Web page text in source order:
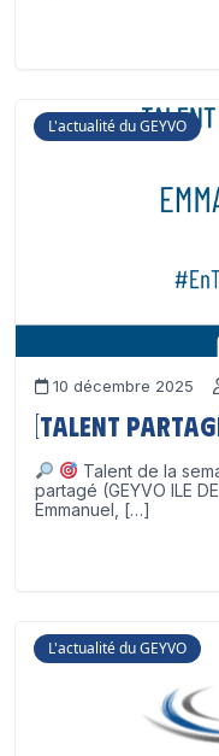
L'actualité du GEYVO
10 décembre 2025
[Talent
Talent de la
partagé (GEYVO ILE
Emmanuel, […]
L'actualité du GEYVO